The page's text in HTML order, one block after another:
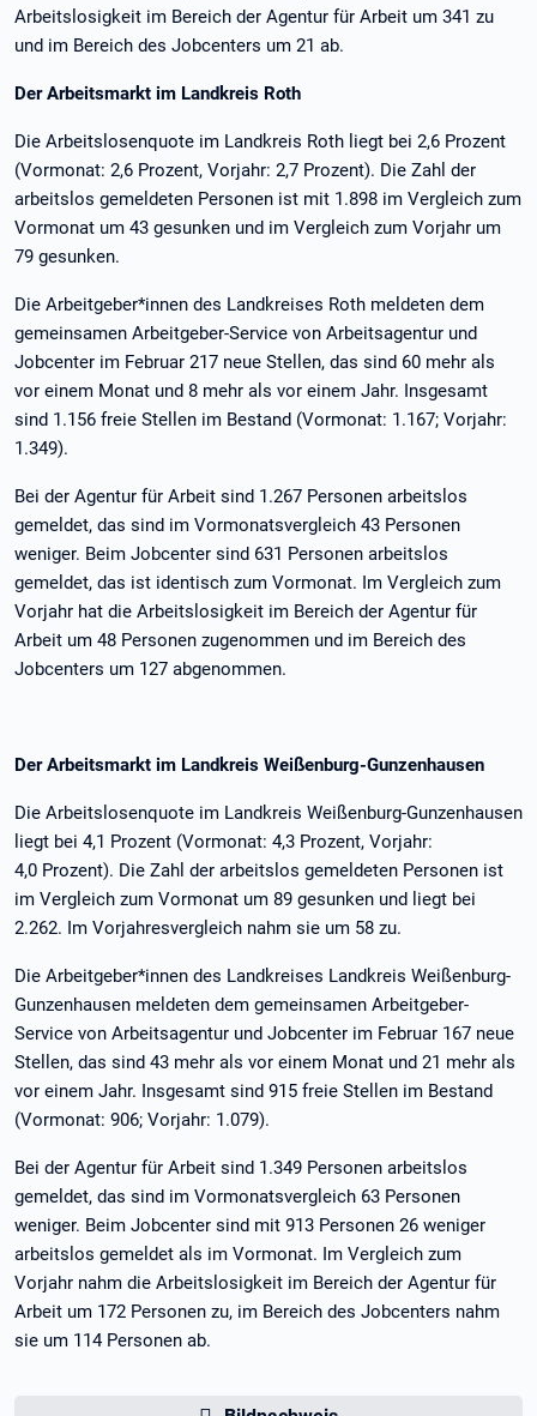
Arbeitslosigkeit im Bereich der Agentur für Arbeit um 341 zu
und im Bereich des Jobcenters um 21 ab.
Der Arbeitsmarkt im Landkreis Roth
Die Arbeitslosenquote im Landkreis Roth liegt bei 2,6 Prozent
(Vormonat: 2,6 Prozent, Vorjahr: 2,7 Prozent). Die Zahl der
arbeitslos gemeldeten Personen ist mit 1.898 im Vergleich zum
Vormonat um 43 gesunken und im Vergleich zum Vorjahr um
79 gesunken.
Die Arbeitgeber*innen des Landkreises Roth meldeten dem
gemeinsamen Arbeitgeber-Service von Arbeitsagentur und
Jobcenter im Februar 217 neue Stellen, das sind 60 mehr als
vor einem Monat und 8 mehr als vor einem Jahr. Insgesamt
sind 1.156 freie Stellen im Bestand (Vormonat: 1.167; Vorjahr:
1.349).
Bei der Agentur für Arbeit sind 1.267 Personen arbeitslos
gemeldet, das sind im Vormonatsvergleich 43 Personen
weniger. Beim Jobcenter sind 631 Personen arbeitslos
gemeldet, das ist identisch zum Vormonat. Im Vergleich zum
Vorjahr hat die Arbeitslosigkeit im Bereich der Agentur für
Arbeit um 48 Personen zugenommen und im Bereich des
Jobcenters um 127 abgenommen.
Der Arbeitsmarkt im Landkreis Weißenburg-Gunzenhausen
Die Arbeitslosenquote im Landkreis Weißenburg-Gunzenhausen
liegt bei 4,1 Prozent (Vormonat: 4,3 Prozent, Vorjahr:
4,0 Prozent). Die Zahl der arbeitslos gemeldeten Personen ist
im Vergleich zum Vormonat um 89 gesunken und liegt bei
2.262. Im Vorjahresvergleich nahm sie um 58 zu.
Die Arbeitgeber*innen des Landkreises Landkreis Weißenburg-
Gunzenhausen meldeten dem gemeinsamen Arbeitgeber-
Service von Arbeitsagentur und Jobcenter im Februar 167 neue
Stellen, das sind 43 mehr als vor einem Monat und 21 mehr als
vor einem Jahr. Insgesamt sind 915 freie Stellen im Bestand
(Vormonat: 906; Vorjahr: 1.079).
Bei der Agentur für Arbeit sind 1.349 Personen arbeitslos
gemeldet, das sind im Vormonatsvergleich 63 Personen
weniger. Beim Jobcenter sind mit 913 Personen 26 weniger
arbeitslos gemeldet als im Vormonat. Im Vergleich zum
Vorjahr nahm die Arbeitslosigkeit im Bereich der Agentur für
Arbeit um 172 Personen zu, im Bereich des Jobcenters nahm
sie um 114 Personen ab.